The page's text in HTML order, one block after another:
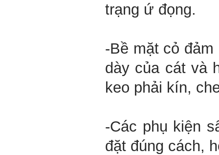
trạng ứ đọng.
-Bề mặt cỏ
dày của cát và
keo phải kín,
-Các phụ kiện
đặt đúng cách,